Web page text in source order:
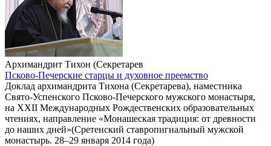
Архимандрит Тихон (Секретарев
Псково-Печерские старцы и духовное преемство
Доклад архимандрита Тихона (Секретарева), наместника
Свято-Успенского Псково-Печерского мужского монастыря,
на XXII Международных Рождественских образовательных
чтениях, направление «Монашеская традиция: от древности
до наших дней»(Сретенский ставропигиальный мужской
монастырь. 28–29 января 2014 года)